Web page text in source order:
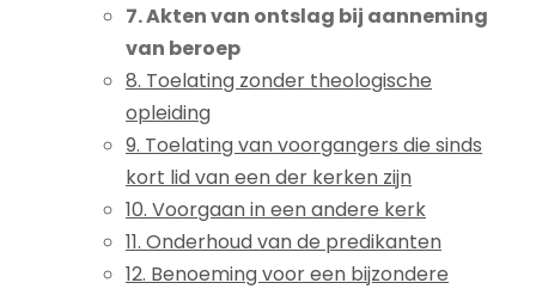
7. Akten van ontslag bij aanneming
van beroep
8. Toelating zonder theologische
opleiding
9. Toelating van voorgangers die sinds
kort lid van een der kerken zijn
10. Voorgaan in een andere kerk
11. Onderhoud van de predikanten
12. Benoeming voor een bijzondere